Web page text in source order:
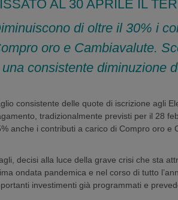
AL 30 APRILE IL
di oltre il 30% i
oro e Cambiavalute.
consistente diminuzione
consistente delle quote di iscrizione agli
tradizionalmente previsti per il 28
anche i contributi a carico di Compro oro e
decisi alla luce della grave crisi che sta
ondata pandemica e nel corso di tutto
investimenti già programmati e